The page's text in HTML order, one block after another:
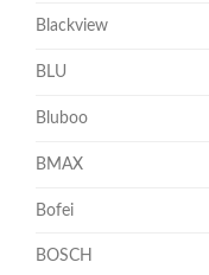
Blackview
BLU
Bluboo
BMAX
Bofei
BOSCH